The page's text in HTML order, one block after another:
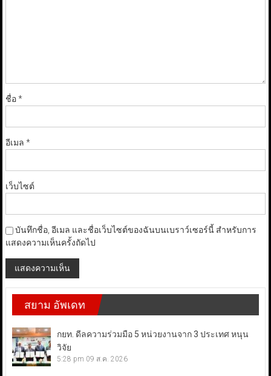
ชื่อ*
อีเมล *
เว็บไซต์
บันทึกชื่อ, อีเมล และชื่อเว็บไซต์ของฉันบนเบราว์เซอร์นี้ สำหรับการ
แสดงความเห็นครั้งถัดไป
สยาม อัพเดท
กยท. ดีลความร่วมมือ 5 หน่วยงานจาก 3 ประเทศ หนุน
วิจัย
5:28 pm 09 ส.ค. 2026